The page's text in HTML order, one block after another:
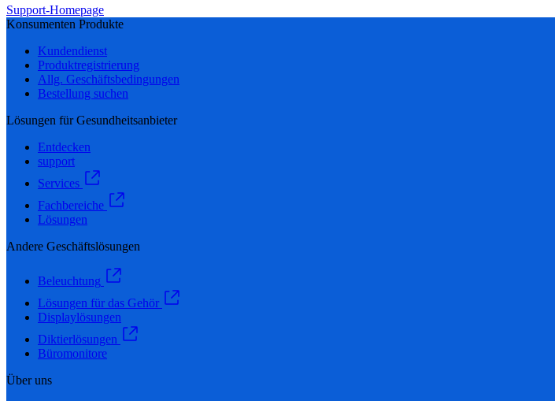
Support-Homepage
Konsumenten Produkte
Kundendienst
Produktregistrierung
Allg. Geschäftsbedingungen
Bestellung suchen
Lösungen für Gesundheitsanbieter
Entdecken
support
Services
Fachbereiche
Lösungen
Andere Geschäftslösungen
Beleuchtung
Lösungen für das Gehör
Displaylösungen
Diktierlösungen
Büromonitore
Über uns